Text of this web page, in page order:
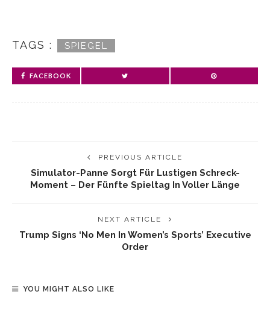
TAGS : SPIEGEL
FACEBOOK
PREVIOUS ARTICLE
Simulator-Panne Sorgt Für Lustigen Schreck-
Moment – Der Fünfte Spieltag In Voller Länge
NEXT ARTICLE
Trump Signs ‘No Men In Women’s Sports’ Executive
Order
YOU MIGHT ALSO LIKE